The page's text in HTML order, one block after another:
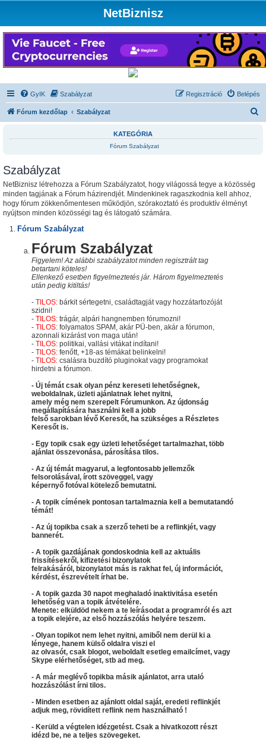
NetBiznisz
GyIK Szabályzat Belépés
Regisztráció
Fórum kezdőlap Szabályzat
KATEGÓRIA
Fórum Szabályzat
Szabályzat
NetBiznisz létrehozza a Fórum Szabályzatot, hogy világossá tegye a közösség
minden tagjának a Fórum házirendjét. Mindenkinek ragaszkodnia kell ahhoz,
hogy fórum zökkenőmentesen működjön, szórakoztató és produktív élményt
nyújtson minden közösségi tag és látogató számára.
Fórum Szabályzat
Fórum Szabályzat
Figyelem! Az alábbi szabályzatot minden regisztrált tag
betartani köteles!
Ellenkező esetben figyelmeztetés jár. Három figyelmeztetés
után pedig kitiltás!
- TILOS: bárkit sértegetni, családtagját vagy hozzátartozóját
szidni!
- TILOS: trágár, alpári hangnemben fórumozni!
- TILOS: folyamatos SPAM, akár PÜ-ben, akár a fórumon,
azonnali kizárást von maga után!
- TILOS: politikai, vallási vitákat indítani!
- TILOS: fenőtt, +18-as témákat belinkelni!
- TILOS: csalásra buzdító pluginokat vagy programokat
hirdetni a fórumon.
- Új témát csak olyan pénz kereseti lehetőségnek,
weboldalnak, üzleti ajánlatnak lehet nyitni,
amely még nem szerepelt Fórumunkon. Az újdonság
megállapítására használni kell a jobb
felső sarokban lévő Keresőt, ha szükséges a Részletes
Keresőt is.
- Egy topik csak egy üzleti lehetőséget tartalmazhat, több
ajánlat összevonása, párosítása tilos.
- Az új témát magyarul, a legfontosabb jellemzők
felsorolásával, írott szöveggel, vagy
képernyő fotóval kötelező bemutatni.
- A topik címének pontosan tartalmaznia kell a bemutatandó
témát!
- Az új topikba csak a szerző teheti be a reflinkjét, vagy
bannerét.
- A topik gazdájának gondoskodnia kell az aktuális
frissítésekről, kifizetési bizonylatok
felrakásáról, bizonylatot más is rakhat fel, új információt,
kérdést, észrevételt írhat be.
- A topik gazda 30 napot meghaladó inaktivitása esetén
lehetőség van a topik átvételére.
Menete: elküldöd nekem a te leírásodat a programról és azt
a topik elejére, az első hozzászólás helyére teszem.
- Olyan topikot nem lehet nyitni, amiből nem derül ki a
lényege, hanem külső oldalra viszi el
az olvasót, csak blogot, weboldalt esetleg emailcímet, vagy
Skype elérhetőséget, stb ad meg.
- A már meglévő topikba másik ajánlatot, arra utaló
hozzászólást írni tilos.
- Minden esetben az ajánlott oldal saját, eredeti reflinkjét
adjuk meg, rövidített reflink nem használható !
- Kerüld a végtelen idézgetést. Csak a hivatkozott részt
idézd be, ne a teljes szövegeket.